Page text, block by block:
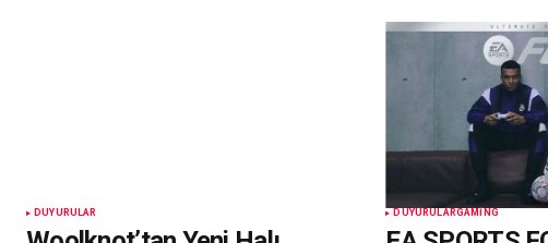
DUYURULAR DUYURULARGAMING